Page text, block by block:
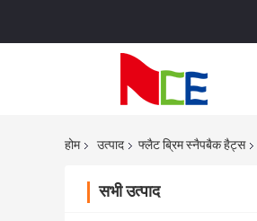
होम उत्पाद फ्लैट ब्रिम स्नैपबैक हैट्स
सभी उत्पाद